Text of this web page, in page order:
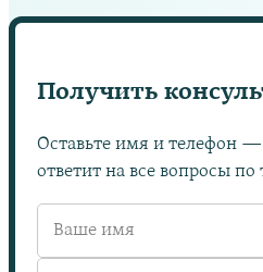
Получить
Оставьте имя и телефон
ответит на все вопросы по